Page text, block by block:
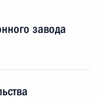
завода